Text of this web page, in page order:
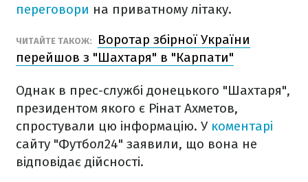
переговори на приватному літаку.
ЧИТАЙТЕ ТАКОЖ:
Воротар збірної України
перейшов з "Шахтаря" в "Карпати"
Однак в прес-службі донецького "Шахтаря",
президентом якого є Рінат Ахметов,
спростували цю інформацію. У коментарі
сайту "Футбол24" заявили, що вона не
відповідає дійсності.